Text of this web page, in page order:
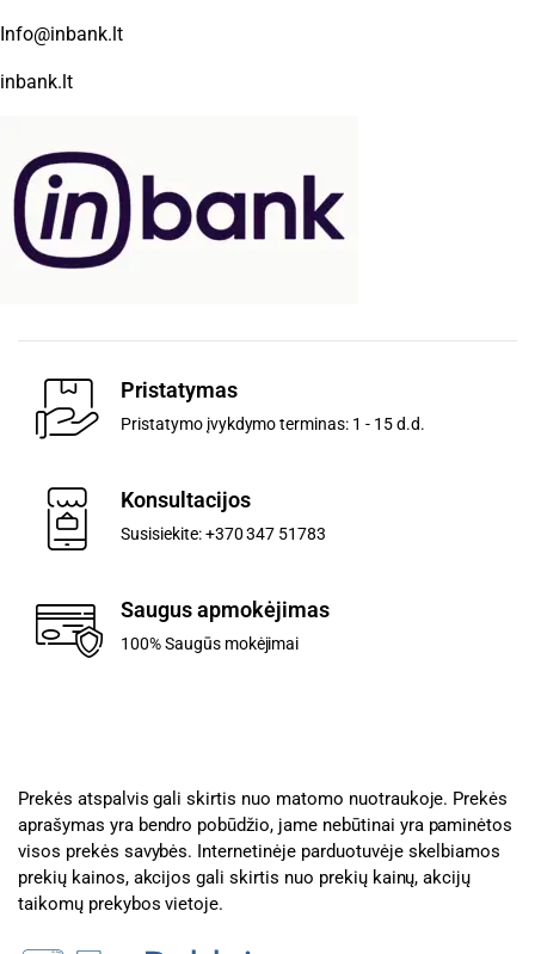
Info@inbank.lt
inbank.lt
Pristatymas
Pristatymo įvykdymo terminas: 1 - 15 d.d.
Konsultacijos
Susisiekite: +370 347 51783
Saugus apmokėjimas
100% Saugūs mokėjimai
Prekės atspalvis gali skirtis nuo matomo nuotraukoje. Prekės
aprašymas yra bendro pobūdžio, jame nebūtinai yra paminėtos
visos prekės savybės. Internetinėje parduotuvėje skelbiamos
prekių kainos, akcijos gali skirtis nuo prekių kainų, akcijų
taikomų prekybos vietoje.